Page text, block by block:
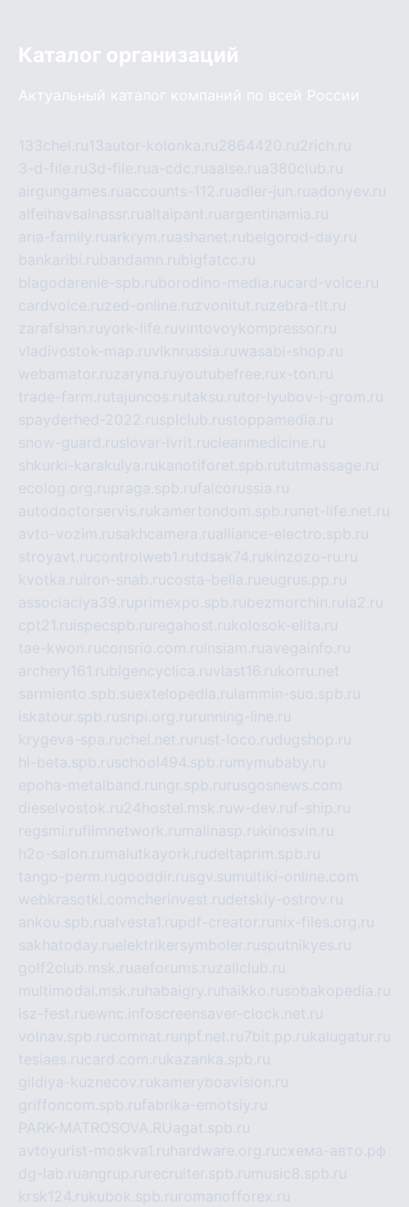
Каталог организаций
Актуальный каталог компаний по всей России
133chel.ru13autor-kolonka.ru2864420.ru2rich.ru
3-d-file.ru3d-file.rua-cdc.ruaalse.rua380club.ru
airgungames.ruaccounts-112.ruadler-jun.ruadonyev.ru
alfeihavsalnassr.rualtaipant.ruargentinamia.ru
aria-family.ruarkrym.ruashanet.rubelgorod-day.ru
bankaribi.rubandamn.rubigfatcc.ru
blagodarenie-spb.ruborodino-media.rucard-voice.ru
cardvoice.ruzed-online.ruzvonitut.ruzebra-tlt.ru
zarafshan.ruyork-life.ruvintovoykompressor.ru
vladivostok-map.ruvlknrussia.ruwasabi-shop.ru
webamator.ruzaryna.ruyoutubefree.rux-ton.ru
trade-farm.rutajuncos.rutaksu.rutor-lyubov-i-grom.ru
spayderhed-2022.rusplclub.rustoppamedia.ru
snow-guard.ruslovar-ivrit.rucleanmedicine.ru
shkurki-karakulya.rukanotiforet.spb.rututmassage.ru
ecolog.org.rupraga.spb.rufalcorussia.ru
autodoctorservis.rukamertondom.spb.ru net-life.net.ru
avto-vozim.rusakhcamera.rualliance-electro.spb.ru
stroyavt.rucontrolweb1.rutdsak74.rukinzozo-ru.ru
kvotka.ru iron-snab.rucosta-bella.rueugrus.pp.ru
associaciya39.ruprimexpo.spb.rubezmorchin.ru ia2.ru
cpt21.ru ispecspb.ru regahost.rukolosok-elita.ru
tae-kwon.ruconsrio.com.ru insiam.ruavegainfo.ru
archery161.rubigencyclica.ruvlast16.rukorru.net
sarmiento.spb.suextelopedia.ru lammin-suo.spb.ru
iskatour.spb.rusnpi.org.ru running-line.ru
krygeva-spa.ruchel.net.ru rust-loco.rudugshop.ru
hl-beta.spb.ruschool494.spb.ru mymubaby.ru
epoha-metalband.ru ngr.spb.ru rusgosnews.com
dieselvostok.ru24hostel.msk.ruw-dev.ruf-ship.ru
regsmi.rufilmnetwork.ru malinasp.rukinosvin.ru
h2o-salon.ru malutkayork.rudeltaprim.spb.ru
tango-perm.rugooddir.rusgv.su multiki-online.com
webkrasotki.comcherinvest.rudetskiy-ostrov.ru
ankou.spb.rualvesta1.rupdf-creator.ru nix-files.org.ru
sakhatoday.ruelektrikersymboler.rusputnikyes.ru
golf2club.msk.ruaeforums.ruzallclub.ru
multimodal.msk.ru habaigry.ru haikko.rusobakopedia.ru
isz-fest.ruewnc.infoscreensaver-clock.net.ru
volnav.spb.rucomnat.ru npf.net.ru7bit.pp.rukalugatur.ru
tesiaes.rucard.com.rukazanka.spb.ru
gildiya-kuznecov.rukameryboavision.ru
griffoncom.spb.rufabrika-emotsiy.ru
PARK-MATROSOVA.RUagat.spb.ru
avtoyurist-moskva1.ru hardware.org.ruсхема-авто.рф
dg-lab.ruangrup.ru recruiter.spb.ru music8.spb.ru
krsk124.rukubok.spb.ru romanofforex.ru